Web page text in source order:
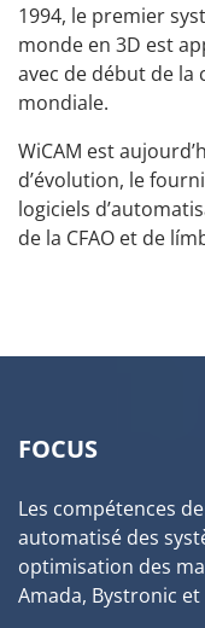
1994, le premier
monde en 3D est
avec de début de la
mondiale.
WiCAM est
d’évolution, le
logiciels
de la CFAO et de
FOCUS
Les compétences
automatisé des
optimisation des
Amada, Bystronic et